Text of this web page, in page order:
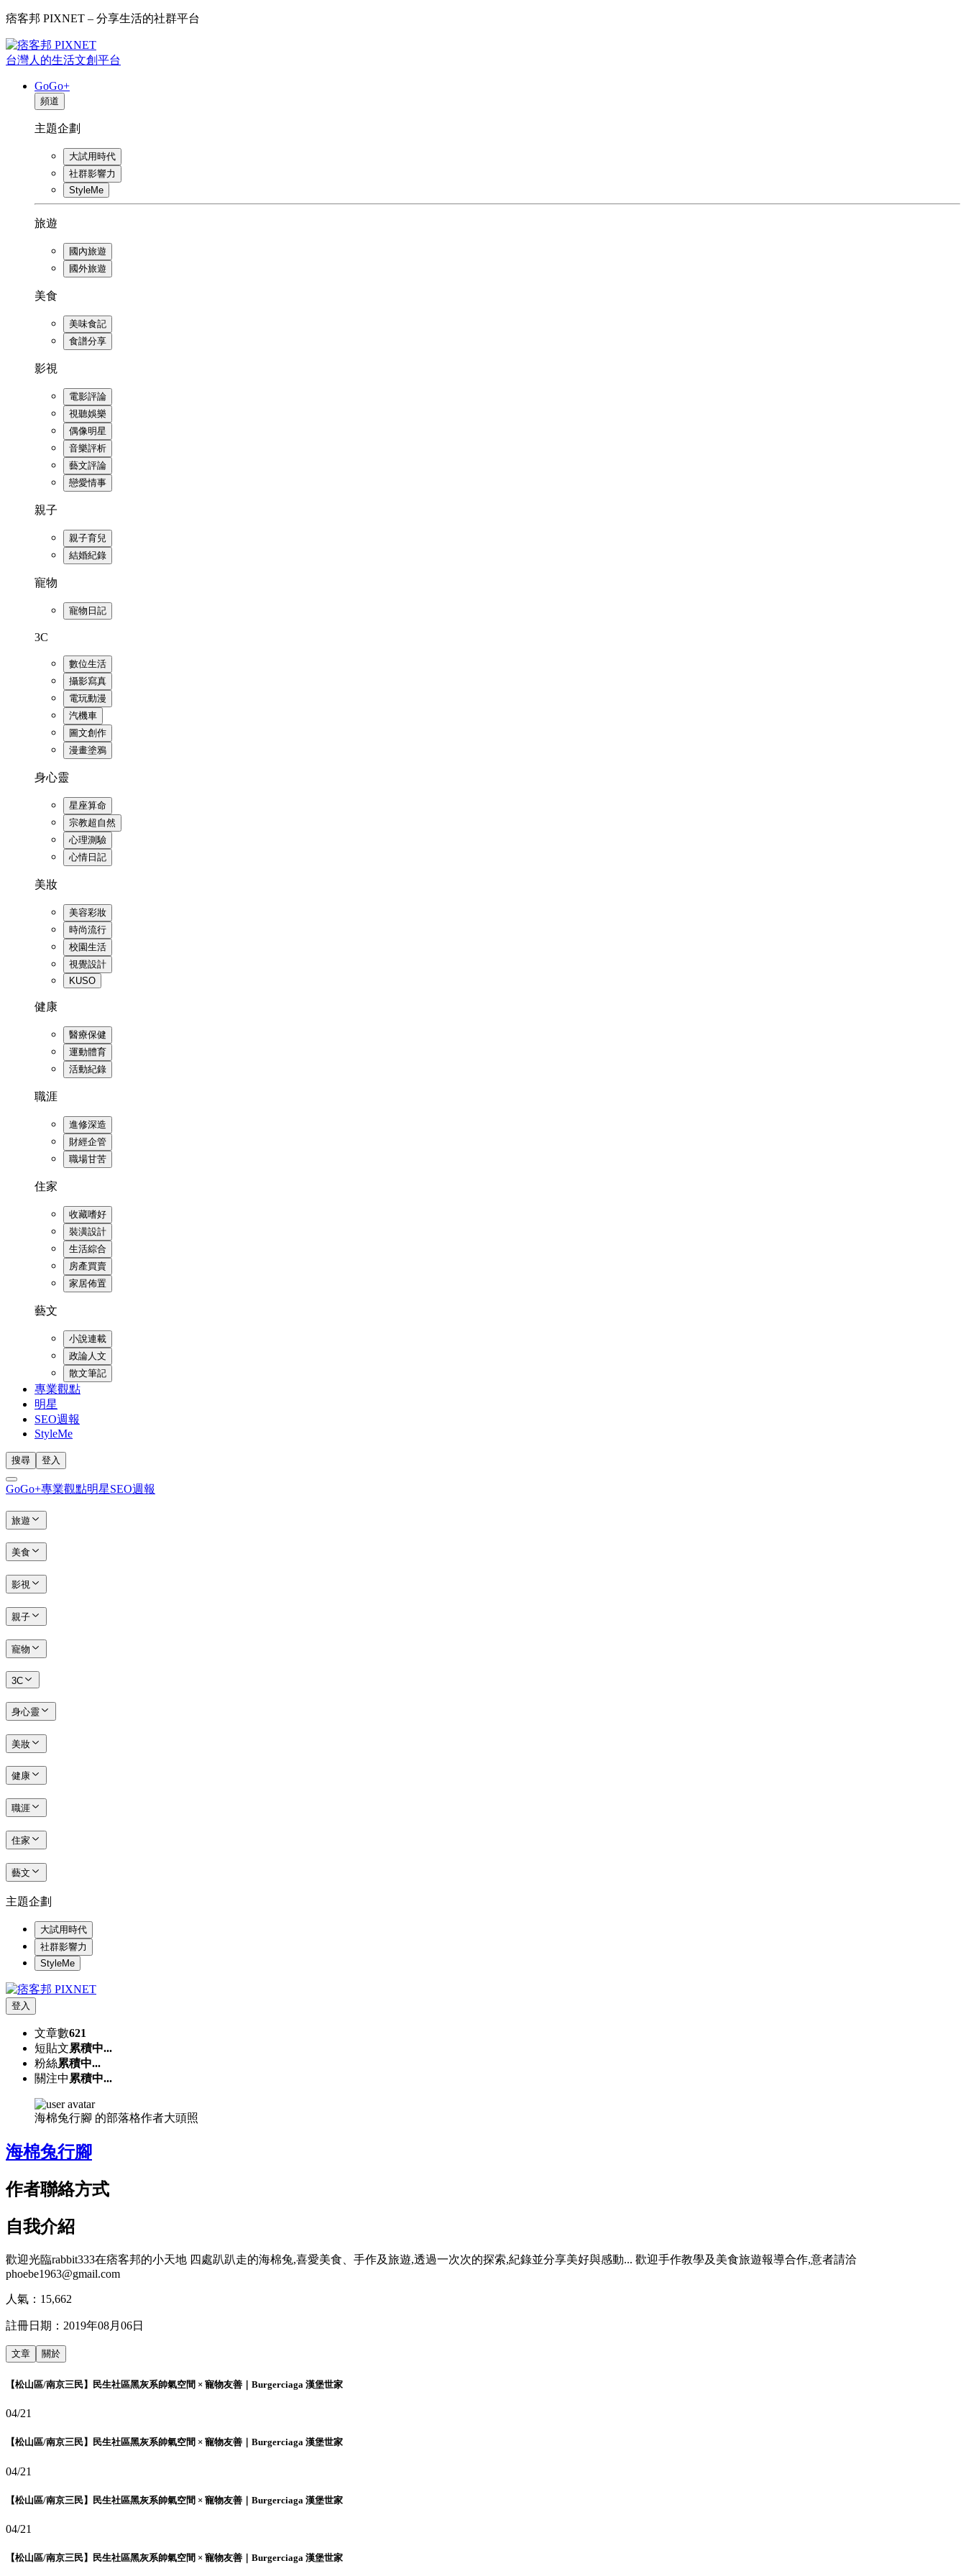
痞客邦 PIXNET – 分享生活的社群平台
台灣人的生活文創平台
GoGo+
頻道
主題企劃
大試用時代
社群影響力
StyleMe
旅遊
國內旅遊
國外旅遊
美食
美味食記
食譜分享
影視
電影評論
視聽娛樂
偶像明星
音樂評析
藝文評論
戀愛情事
親子
親子育兒
結婚紀錄
寵物
寵物日記
3C
數位生活
攝影寫真
電玩動漫
汽機車
圖文創作
漫畫塗鴉
身心靈
星座算命
宗教超自然
心理測驗
心情日記
美妝
美容彩妝
時尚流行
校園生活
視覺設計
KUSO
健康
醫療保健
運動體育
活動紀錄
職涯
進修深造
財經企管
職場甘苦
住家
收藏嗜好
裝潢設計
生活綜合
房產買賣
家居佈置
藝文
小說連載
政論人文
散文筆記
專業觀點
明星
SEO週報
StyleMe
搜尋 登入
GoGo+專業觀點明星SEO週報
旅遊
美食
影視
親子
寵物
3C
身心靈
美妝
健康
職涯
住家
藝文
主題企劃
大試用時代
社群影響力
StyleMe
登入
文章數621
短貼文累積中...
粉絲累積中...
關注中 累積中...
海棉兔行腳 的部落格作者大頭照
海棉兔行腳
作者聯絡方式
自我介紹
歡迎光臨rabbit333在痞客邦的小天地 四處趴趴走的海棉兔,喜愛美食、手作及旅遊,透過一次次的探索,紀錄並分享美好與感動... 歡迎手作教學及美食旅遊報導合作,意者請洽
phoebe1963@gmail.com
人氣： 15,662
註冊日期： 2019年08月06日
文章 關於
【松山區/南京三民】民生社區黑灰系帥氣空間 × 寵物友善｜Burgerciaga 漢堡世家
04/21
【松山區/南京三民】民生社區黑灰系帥氣空間 × 寵物友善｜Burgerciaga 漢堡世家
04/21
【松山區/南京三民】民生社區黑灰系帥氣空間 × 寵物友善｜Burgerciaga 漢堡世家
04/21
【松山區/南京三民】民生社區黑灰系帥氣空間 × 寵物友善｜Burgerciaga 漢堡世家